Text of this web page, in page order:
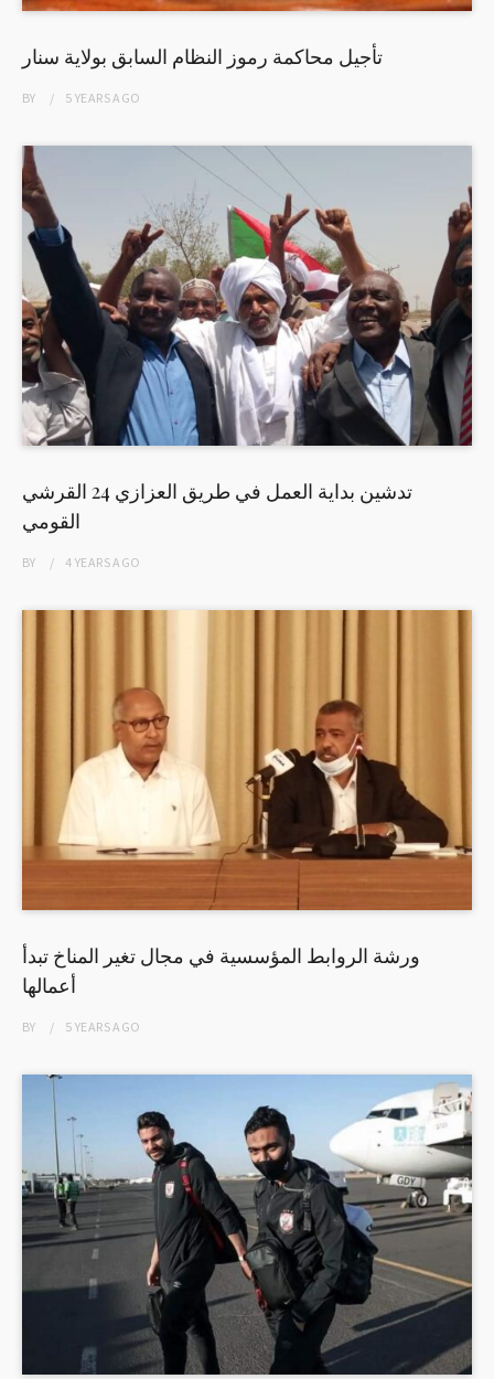
تأجيل محاكمة رموز النظام السابق بولاية سنار
BY 5 YEARSAGO
تدشين بداية العمل في طريق العزازي 24 القرشي
القومي
BY 4 YEARSAGO
ورشة الروابط المؤسسية في مجال تغير المناخ تبدأ
أعمالها
BY 5 YEARSAGO